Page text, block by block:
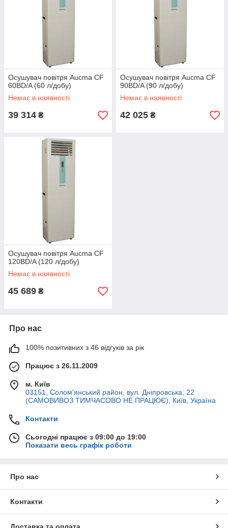
Осушувач повітря Aucma CF
60BD/A (60 л/добу)
Немає в наявності
39 314 ₴
Осушувач повітря Aucma CF
90BD/A (90 л/добу)
Немає в наявності
42 025 ₴
Осушувач повітря Aucma CF
120BD/A (120 л/добу)
Немає в наявності
45 689 ₴
Про нас
100% позитивних з 46 відгуків за рік
Працює з 26.11.2009
м. Київ
03151, Солом'янський район, вул. Дніпровська, 22
(САМОВИВОЗ ТИМЧАСОВО НЕ ПРАЦЮЄ), Київ, Україна
Контакти
Сьогодні працює з 09:00 до 19:00
Показати весь графік роботи
Про нас
Контакти